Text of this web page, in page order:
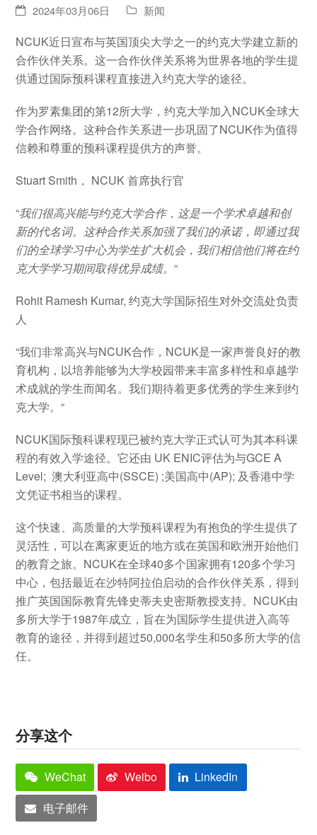
2024年03月06日 新闻
NCUK近日宣布与英国顶尖大学之一的约克大学建立新的
合作伙伴关系。这一合作伙伴关系将为世界各地的学生提
供通过国际预科课程直接进入约克大学的途径。
作为罗素集团的第12所大学，约克大学加入NCUK全球大
学合作网络。这种合作关系进一步巩固了NCUK作为值得
信赖和尊重的预科课程提供方的声誉。
Stuart Smith， NCUK 首席执行官
“我们很高兴能与约克大学合作，这是一个学术卓越和创
新的代名词。这种合作关系加强了我们的承诺，即通过我
们的全球学习中心为学生扩大机会，我们相信他们将在约
克大学学习期间取得优异成绩。“
Rohit Ramesh Kumar, 约克大学国际招生对外交流处负责
人
“我们非常高兴与NCUK合作，NCUK是一家声誉良好的教
育机构，以培养能够为大学校园带来丰富多样性和卓越学
术成就的学生而闻名。我们期待着更多优秀的学生来到约
克大学。“
NCUK国际预科课程现已被约克大学正式认可为其本科课
程的有效入学途径。它还由 UK ENIC评估为与GCE A
Level; 澳大利亚高中(SSCE) ;美国高中(AP); 及香港中学
文凭证书相当的课程。
这个快速、高质量的大学预科课程为有抱负的学生提供了
灵活性，可以在离家更近的地方或在英国和欧洲开始他们
的教育之旅。NCUK在全球40多个国家拥有120多个学习
中心，包括最近在沙特阿拉伯启动的合作伙伴关系，得到
推广英国国际教育先锋史蒂夫史密斯教授支持。NCUK由
多所大学于1987年成立，旨在为国际学生提供进入高等
教育的途径，并得到超过50,000名学生和50多所大学的信
任。
分享这个
WeChat Weibo
LinkedIn
电子邮件